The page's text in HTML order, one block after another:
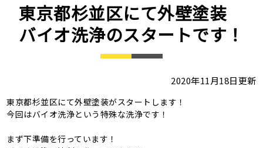
東京都杉並区にて外壁塗装
バイオ洗浄のスタートです！
2020年11月18日更新
東京都杉並区にて外壁塗装がスタートします！
今回はバイオ洗浄という特殊な洗浄です！
まず下準備を行っています！